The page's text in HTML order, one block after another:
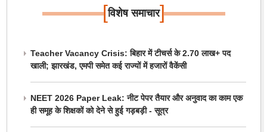
[विशेष समाचार]
Teacher Vacancy Crisis: बिहार में टीचर्स के 2.70 लाख+ पद
खाली; झारखंड, एमपी समेत कई राज्यों में हजारों वैकेंसी
NEET 2026 Paper Leak: नीट पेपर तैयार और अनुवाद का काम एक
ही समूह के शिक्षकों को देने से हुई गड़बड़ी - सूत्र